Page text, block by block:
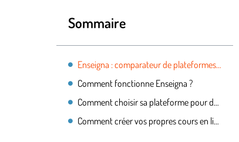
Sommaire
Enseigna : comparateur de plateformes pour donner des cours
Comment fonctionne Enseigna ?
Comment choisir sa plateforme pour donner des cours ?
Comment créer vos propres cours en ligne ?